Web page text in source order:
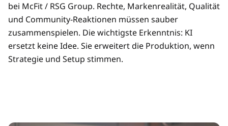
bei McFit / RSG Group. Rechte, Markenrealität, Qualität
und Community-Reaktionen müssen sauber
zusammenspielen. Die wichtigste Erkenntnis: KI
ersetzt keine Idee. Sie erweitert die Produktion, wenn
Strategie und Setup stimmen.